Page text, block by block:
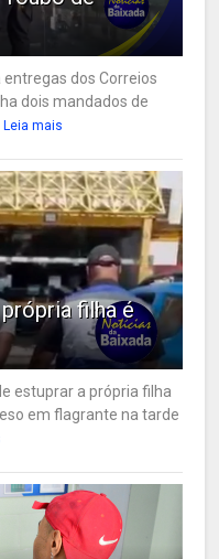
dos Correios
dois mandados de
Leia mais
filha é
estuprar a própria filha
em flagrante na tarde